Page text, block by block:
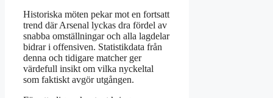
Historiska möten pekar mot en fortsatt
trend där Arsenal lyckas dra fördel av
snabba omställningar och alla lagdelar
bidrar i offensiven. Statistikdata från
denna och tidigare matcher ger
värdefull insikt om vilka nyckeltal
som faktiskt avgör utgången.